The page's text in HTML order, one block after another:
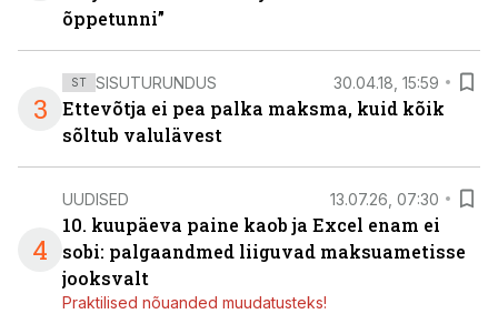
õppetunni”
3
ST SISUTURUNDUS 30.04.18, 15:59
Ettevõtja ei pea palka maksma, kuid kõik
sõltub valulävest
4
UUDISED 13.07.26, 07:30
10. kuupäeva paine kaob ja Excel enam ei
sobi: palgaandmed liiguvad maksuametisse
jooksvalt
Praktilised nõuanded muudatusteks!